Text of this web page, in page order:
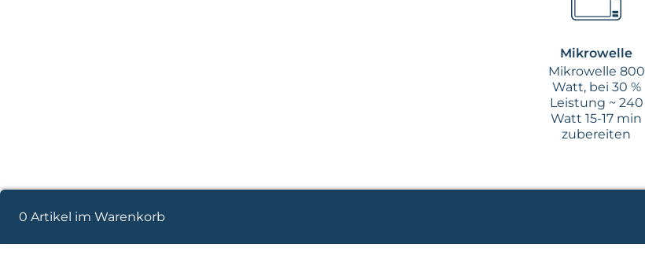
Mikrowelle
Mikrowelle 800
Watt, bei 30 %
Leistung ~ 240
Watt 15-17 min
zubereiten
0 Artikel im Warenkorb